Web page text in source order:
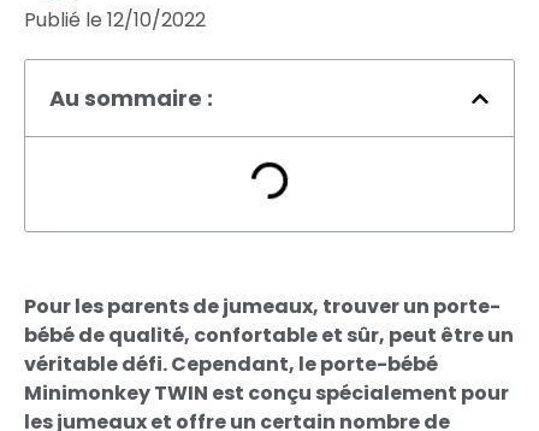
Publié le 12/10/2022
Au sommaire :
Pour les parents de jumeaux, trouver un porte-
bébé de qualité, confortable et sûr, peut être un
véritable défi. Cependant, le porte-bébé
Minimonkey TWIN est conçu spécialement pour
les jumeaux et offre un certain nombre de